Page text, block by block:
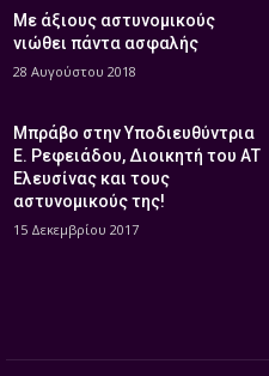
Με άξιους αστυνομικούς
νιώθει πάντα ασφαλής
28 Αυγούστου 2018
Μπράβο στην Υποδιευθύντρια
Ε. Ρεφειάδου, Διοικητή του ΑΤ
Ελευσίνας και τους
αστυνομικούς της!
15 Δεκεμβρίου 2017